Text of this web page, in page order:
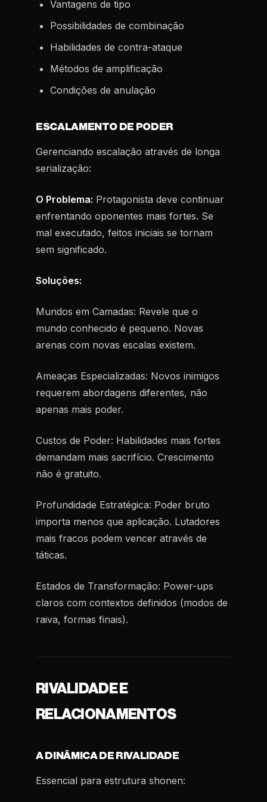
Vantagens de tipo
Possibilidades de combinação
Habilidades de contra-ataque
Métodos de amplificação
Condições de anulação
ESCALAMENTO DE PODER
Gerenciando escalação através de longa
serialização:
O Problema: Protagonista deve continuar
enfrentando oponentes mais fortes. Se
mal executado, feitos iniciais se tornam
sem significado.
Soluções:
Mundos em Camadas: Revele que o
mundo conhecido é pequeno. Novas
arenas com novas escalas existem.
Ameaças Especializadas: Novos inimigos
requerem abordagens diferentes, não
apenas mais poder.
Custos de Poder: Habilidades mais fortes
demandam mais sacrifício. Crescimento
não é gratuito.
Profundidade Estratégica: Poder bruto
importa menos que aplicação. Lutadores
mais fracos podem vencer através de
táticas.
Estados de Transformação: Power-ups
claros com contextos definidos (modos de
raiva, formas finais).
RIVALIDADE E
RELACIONAMENTOS
A DINÂMICA DE RIVALIDADE
Essencial para estrutura shonen: